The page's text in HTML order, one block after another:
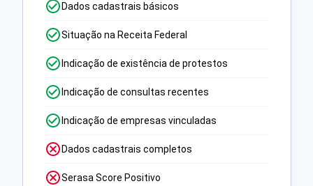
Dados cadastrais básicos
Situação na Receita Federal
Indicação de existência de protestos
Indicação de consultas recentes
Indicação de empresas vinculadas
Dados cadastrais completos
Serasa Score Positivo